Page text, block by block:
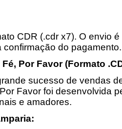
CDR (.cdr x7). O envio
confirmação do
Por Favor (Formato
sucesso de vendas
Favor foi desenvolvida
e amadores.